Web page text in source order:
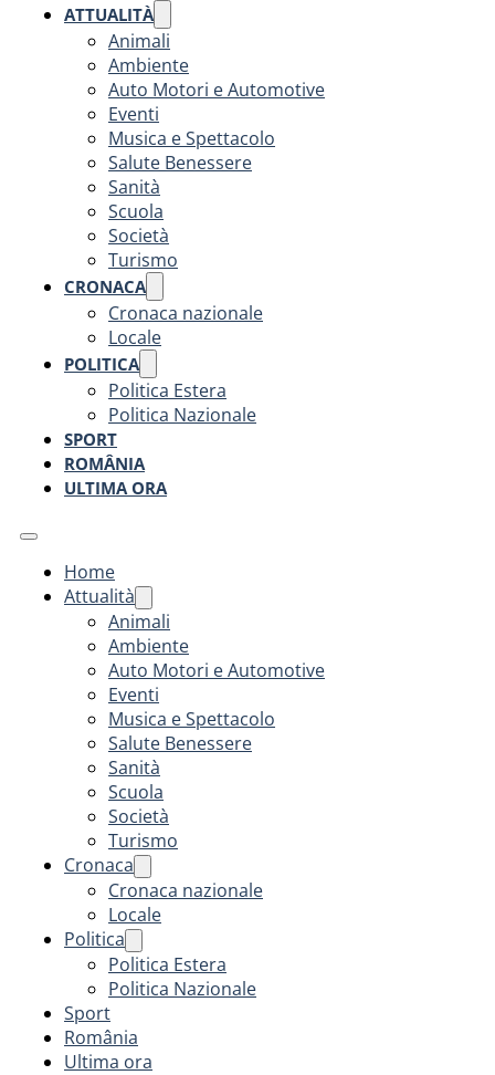
ATTUALITÀ
Animali
Ambiente
Auto Motori e Automotive
Eventi
Musica e Spettacolo
Salute Benessere
Sanità
Scuola
Società
Turismo
CRONACA
Cronaca nazionale
Locale
POLITICA
Politica Estera
Politica Nazionale
SPORT
ROMÂNIA
ULTIMA ORA
Home
Attualità
Animali
Ambiente
Auto Motori e Automotive
Eventi
Musica e Spettacolo
Salute Benessere
Sanità
Scuola
Società
Turismo
Cronaca
Cronaca nazionale
Locale
Politica
Politica Estera
Politica Nazionale
Sport
România
Ultima ora